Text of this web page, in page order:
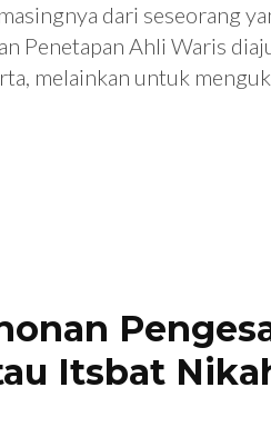
dari seseorang
Penetapan Ahli Waris
melainkan untuk
Itsbat